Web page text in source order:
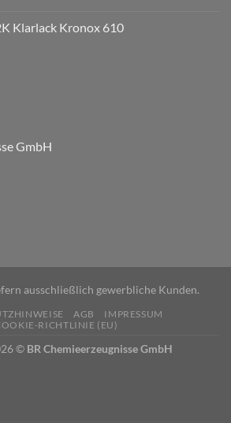
Klarlack Kronox 610
GmbH
ausschließlich gewerbliche Kunden.
AGB
IMPRESSUM
RICHTLINIE (EU)
© BR Chemieerzeugnisse GmbH